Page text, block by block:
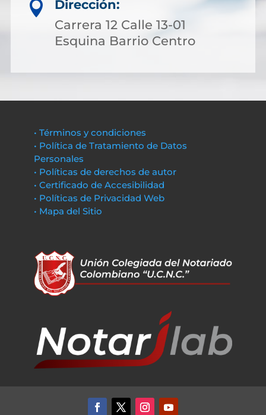

Dirección:
Carrera 12 Calle 13-01
Esquina Barrio Centro
• Términos y condiciones
• Política de Tratamiento de Datos
Personales
• Políticas de derechos de autor
• Certificado de Accesibilidad
• Políticas de Privacidad Web
• Mapa del Sitio